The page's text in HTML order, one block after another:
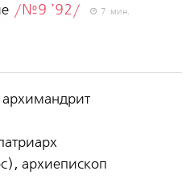
/№9 '92/ 7 мин.
архиепископ